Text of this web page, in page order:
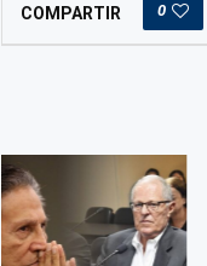
COMPARTIR 0